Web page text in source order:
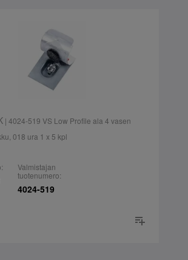
| 4024-519 VS Low Profile ala 4 vasen
018 ura 1 x 5 kpl
Valmistajan
tuotenumero:
4024-519